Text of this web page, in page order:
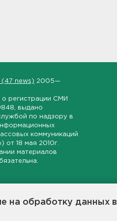
на обработку данных в
(47 news) 2005—
о регистрации СМИ
, выдано
по надзору в
коммуникаций
от 18 мая 2010г.
материалов
в регионе.
для свободного